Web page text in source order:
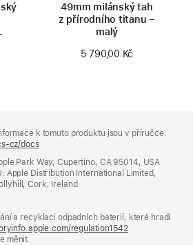
49mm milánský tah
z přírodního titanu –
malý
5 790,00 Kč
k tomuto produktu jsou v příručce:
cz/docs(otevře
v novém
okně)
Park Way, Cupertino, CA 95014, USA
Apple Distribution International Limited,
Cork, Ireland
a recyklaci odpadních baterií, které hradí
regulation1542(otevře
měnit.